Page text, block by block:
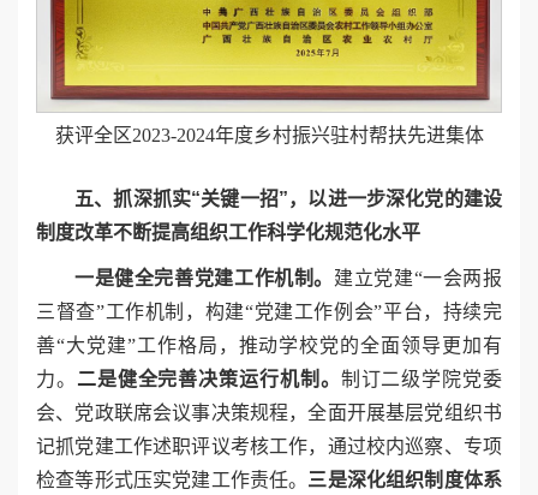
获评全区2023-2024年度乡村振兴驻村帮扶先进集体
五、抓深抓实“关键一招”，以进一步深化党的建设
制度改革不断提高组织工作科学化规范化水平
一是健全完善党建工作机制。 建立党建“一会两报
三督查”工作机制，构建“党建工作例会”平台，持续完
善“大党建”工作格局，推动学校党的全面领导更加有
力。 二是健全完善决策运行机制。 制订二级学院党委
会、党政联席会议事决策规程，全面开展基层党组织书
记抓党建工作述职评议考核工作，通过校内巡察、专项
检查等形式压实党建工作责任。 三是深化组织制度体系